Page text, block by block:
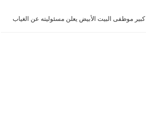
كبير موظفى البيت الأبيض يعلن مسئوليته عن الغياب